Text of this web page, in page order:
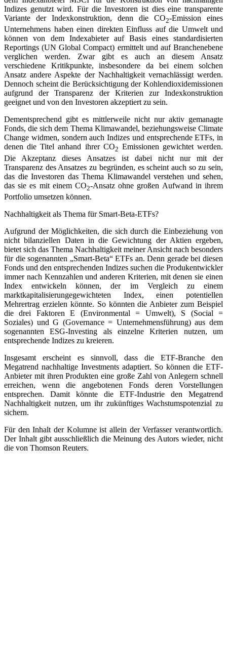
Indizes genutzt wird. Für die Investoren ist dies eine transparente
Variante der Indexkonstruktion, denn die CO2-Emission eines
Unternehmens haben einen direkten Einfluss auf die Umwelt und
können von dem Indexabieter auf Basis eines standardisierten
Reportings (UN Global Compact) ermittelt und auf Branchenebene
verglichen werden. Zwar gibt es auch an diesem Ansatz
verschiedene Kritikpunkte, insbesondere da bei einem solchen
Ansatz andere Aspekte der Nachhaltigkeit vernachlässigt werden.
Dennoch scheint die Berücksichtigung der Kohlendioxidemissionen
aufgrund der Transparenz der Kriterien zur Indexkonstruktion
geeignet und von den Investoren akzeptiert zu sein.
Dementsprechend gibt es mittlerweile nicht nur aktiv gemanagte
Fonds, die sich dem Thema Klimawandel, beziehungsweise Climate
Change widmen, sondern auch Indizes und entsprechende ETFs, in
denen die Titel anhand ihrer CO2 Emissionen gewichtet werden.
Die Akzeptanz dieses Ansatzes ist dabei nicht nur mit der
Transparenz des Ansatzes zu begründen, es scheint auch so zu sein,
das die Investoren das Thema Klimawandel verstehen und sehen,
das sie es mit einem CO2-Ansatz ohne großen Aufwand in ihrem
Portfolio umsetzen können.
Nachhaltigkeit als Thema für Smart-Beta-ETFs?
Aufgrund der Möglichkeiten, die sich durch die Einbeziehung von
nicht bilanziellen Daten in die Gewichtung der Aktien ergeben,
bietet sich das Thema Nachhaltigkeit meiner Ansicht nach besonders
für die sogenannten „Smart-Beta“ ETFs an. Denn gerade bei diesen
Fonds und den entsprechenden Indizes suchen die Produkentwickler
immer nach Kennzahlen und anderen Kriterien, mit denen sie einen
Index entwickeln können, der im Vergleich zu einem
marktkapitalisierungegewichteten Index, einen potentiellen
Mehrertrag erzielen könnte. So könnten die Anbieter zum Beispiel
die drei Faktoren E (Environmental = Umwelt), S (Social =
Soziales) und G (Governance = Unternehmensführung) aus dem
sogenannten ESG-Investing als einzelne Kriterien nutzen, um
entsprechende Indizes zu kreieren.
Insgesamt erscheint es sinnvoll, dass die ETF-Branche den
Megatrend nachhaltige Investments adaptiert. So können die ETF-
Anbieter mit ihren Produkten eine große Zahl von Anlegern schnell
erreichen, wenn die angebotenen Fonds deren Vorstellungen
entsprechen. Damit könnte die ETF-Industrie den Megatrend
Nachhaltigkeit nutzen, um ihr zukünftiges Wachstumspotenzial zu
sichern.
Für den Inhalt der Kolumne ist allein der Verfasser verantwortlich.
Der Inhalt gibt ausschließlich die Meinung des Autors wieder, nicht
die von Thomson Reuters.